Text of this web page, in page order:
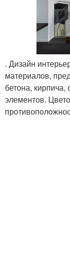
. Дизайн
материалов,
бетона, кирпича,
элементов.